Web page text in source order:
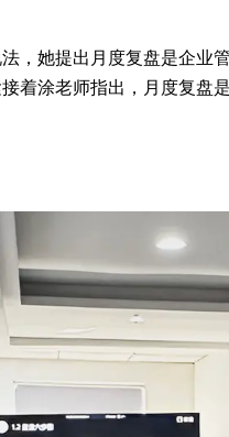
，她提出月度复盘是企
着涂老师指出，月度复